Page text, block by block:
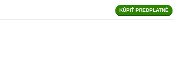
KÚPIŤ PREDPLATNÉ